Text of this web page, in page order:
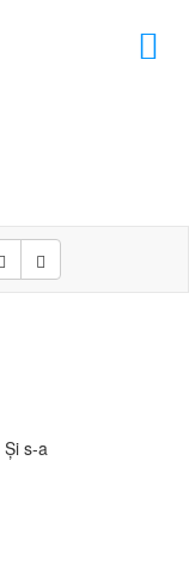
×
s-a